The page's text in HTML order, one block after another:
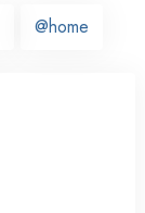
@home